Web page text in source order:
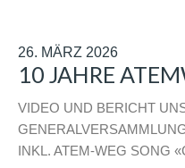
26. MÄRZ 2026
10 JAHRE
VIDEO UND BERICHT
INKL. ATEM-WEG SONG